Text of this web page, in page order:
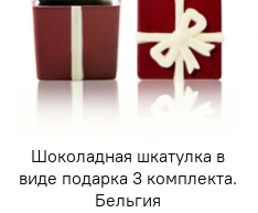
Шоколадная шкатулка в
виде подарка 3 комплекта.
Бельгия